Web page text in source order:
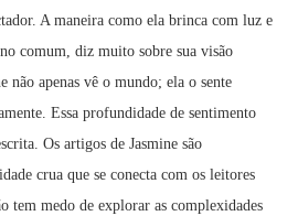
A maneira como ela brinca com luz e
comum, diz muito sobre sua visão
não apenas vê o mundo; ela o sente
Essa profundidade de sentimento
Os artigos de Jasmine são
crua que se conecta com os leitores
tem medo de explorar as complexidades